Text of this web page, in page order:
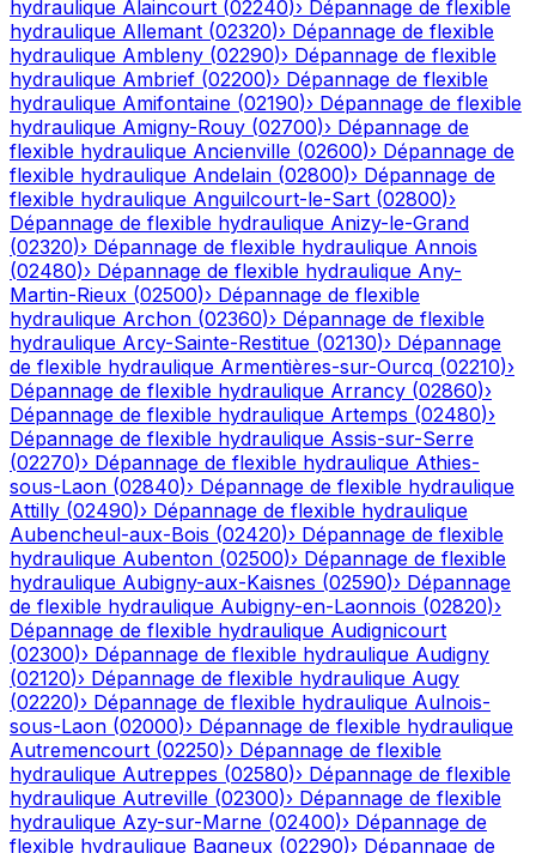
hydraulique Alaincourt (02240)› Dépannage de flexible
hydraulique Allemant (02320)› Dépannage de flexible
hydraulique Ambleny (02290)› Dépannage de flexible
hydraulique Ambrief (02200)› Dépannage de flexible
hydraulique Amifontaine (02190)› Dépannage de flexible
hydraulique Amigny-Rouy (02700)› Dépannage de
flexible hydraulique Ancienville (02600)› Dépannage de
flexible hydraulique Andelain (02800)› Dépannage de
flexible hydraulique Anguilcourt-le-Sart (02800)›
Dépannage de flexible hydraulique Anizy-le-Grand
(02320)› Dépannage de flexible hydraulique Annois
(02480)› Dépannage de flexible hydraulique Any-
Martin-Rieux (02500)› Dépannage de flexible
hydraulique Archon (02360)› Dépannage de flexible
hydraulique Arcy-Sainte-Restitue (02130)› Dépannage
de flexible hydraulique Armentières-sur-Ourcq (02210)›
Dépannage de flexible hydraulique Arrancy (02860)›
Dépannage de flexible hydraulique Artemps (02480)›
Dépannage de flexible hydraulique Assis-sur-Serre
(02270)› Dépannage de flexible hydraulique Athies-
sous-Laon (02840)› Dépannage de flexible hydraulique
Attilly (02490)› Dépannage de flexible hydraulique
Aubencheul-aux-Bois (02420)› Dépannage de flexible
hydraulique Aubenton (02500)› Dépannage de flexible
hydraulique Aubigny-aux-Kaisnes (02590)› Dépannage
de flexible hydraulique Aubigny-en-Laonnois (02820)›
Dépannage de flexible hydraulique Audignicourt
(02300)› Dépannage de flexible hydraulique Audigny
(02120)› Dépannage de flexible hydraulique Augy
(02220)› Dépannage de flexible hydraulique Aulnois-
sous-Laon (02000)› Dépannage de flexible hydraulique
Autremencourt (02250)› Dépannage de flexible
hydraulique Autreppes (02580)› Dépannage de flexible
hydraulique Autreville (02300)› Dépannage de flexible
hydraulique Azy-sur-Marne (02400)› Dépannage de
flexible hydraulique Bagneux (02290)› Dépannage de